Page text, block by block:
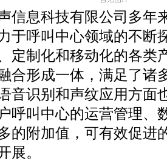
息科技有限公司多年
于呼叫中心领域的不断
定制化和移动化的各类
合形成一体，满足了诸
音识别和声纹应用方面
呼叫中心的运营管理、
的附加值，可有效促进
展。